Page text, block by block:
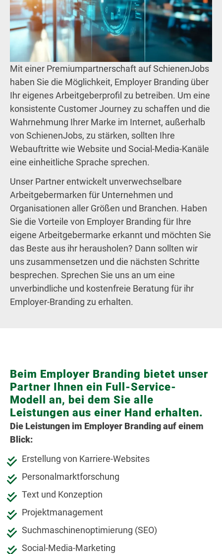
Mit einer Premiumpartnerschaft auf SchienenJobs
haben Sie die Möglichkeit, Employer Branding über
Ihr eigenes Arbeitgeberprofil zu betreiben. Um eine
konsistente Customer Journey zu schaffen und die
Wahrnehmung Ihrer Marke im Internet, außerhalb
von SchienenJobs, zu stärken, sollten Ihre
Webauftritte wie Website und Social-Media-Kanäle
eine einheitliche Sprache sprechen.
Unser Partner entwickelt unverwechselbare
Arbeitgebermarken für Unternehmen und
Organisationen aller Größen und Branchen. Haben
Sie die Vorteile von Employer Branding für Ihre
eigene Arbeitgebermarke erkannt und möchten Sie
das Beste aus ihr herausholen? Dann sollten wir
uns zusammensetzen und die nächsten Schritte
besprechen. Sprechen Sie uns an um eine
unverbindliche und kostenfreie Beratung für ihr
Employer-Branding zu erhalten.
Beim Employer Branding bietet unser
Partner Ihnen ein Full-Service-
Modell an, bei dem Sie alle
Leistungen aus einer Hand erhalten.
Die Leistungen im Employer Branding auf einem
Blick:
Erstellung von Karriere-Websites
Personalmarktforschung
Text und Konzeption
Projektmanagement
Suchmaschinenoptimierung (SEO)
Social-Media-Marketing